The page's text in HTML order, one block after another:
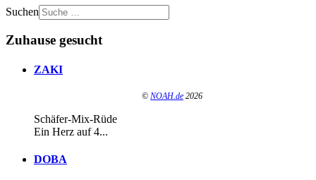
Suchen
Zuhause gesucht
ZAKI
© NOAH.de 2026
Schäfer-Mix-Rüde
Ein Herz auf 4...
DOBA